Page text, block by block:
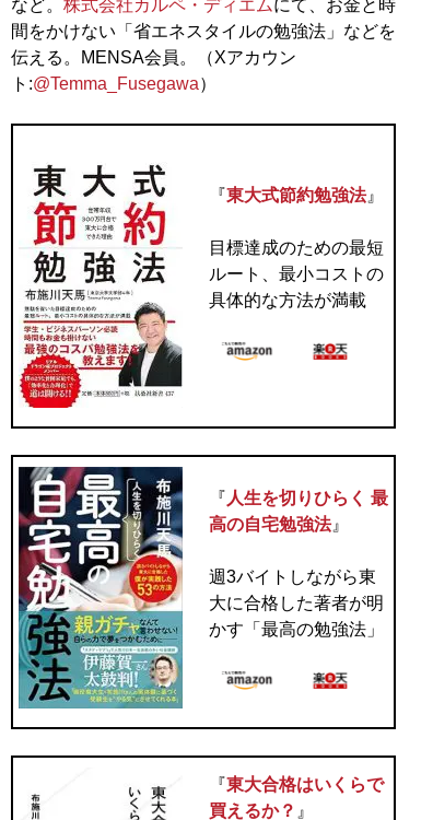
など。 株式会社カルペ・ディエムにて、お金と時
間をかけない「省エネスタイルの勉強法」などを
伝える。MENSA会員。（Xアカウン
ト:@Temma_Fusegawa）
『東大式節約勉強法』
目標達成のための最短
ルート、最小コストの
具体的な方法が満載
『 人生を切りひらく 最
高の自宅勉強法』
週3バイトしながら東
大に合格した著者が明
かす「最高の勉強法」
『東大合格はいくらで
買えるか？ 』